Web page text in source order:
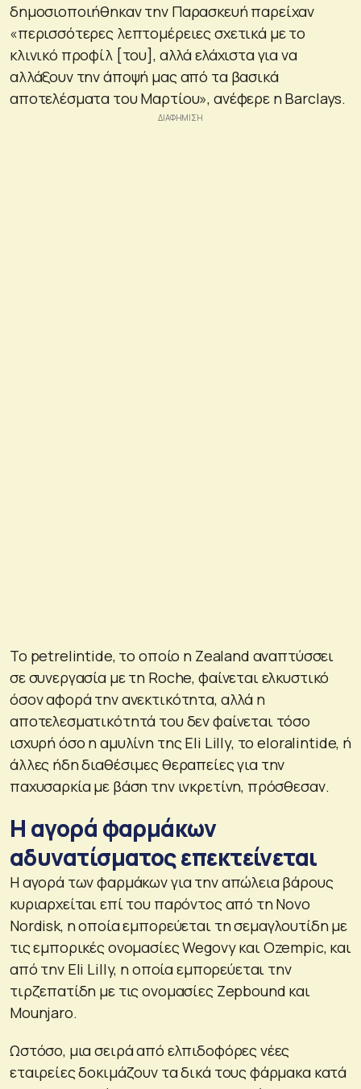
δημοσιοποιήθηκαν την Παρασκευή παρείχαν
«περισσότερες λεπτομέρειες σχετικά με το
κλινικό προφίλ [του], αλλά ελάχιστα για να
αλλάξουν την άποψή μας από τα βασικά
αποτελέσματα του Μαρτίου», ανέφερε η Barclays.
Το petrelintide, το οποίο η Zealand αναπτύσσει
σε συνεργασία με τη Roche, φαίνεται ελκυστικό
όσον αφορά την ανεκτικότητα, αλλά η
αποτελεσματικότητά του δεν φαίνεται τόσο
ισχυρή όσο η αμυλίνη της Eli Lilly, το eloralintide, ή
άλλες ήδη διαθέσιμες θεραπείες για την
παχυσαρκία με βάση την ινκρετίνη, πρόσθεσαν.
Η αγορά φαρμάκων
αδυνατίσματος επεκτείνεται
Η αγορά των φαρμάκων για την απώλεια βάρους
κυριαρχείται επί του παρόντος από τη Novo
Nordisk, η οποία εμπορεύεται τη σεμαγλουτίδη με
τις εμπορικές ονομασίες Wegovy και Ozempic, και
από την Eli Lilly, η οποία εμπορεύεται την
τιρζεπατίδη με τις ονομασίες Zepbound και
Mounjaro.
Ωστόσο, μια σειρά από ελπιδοφόρες νέες
εταιρείες δοκιμάζουν τα δικά τους φάρμακα κατά